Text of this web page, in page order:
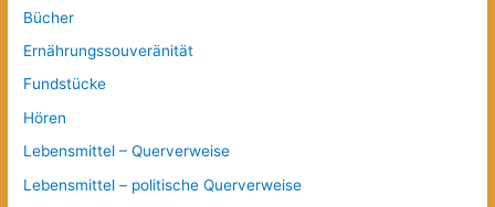
Bücher
Ernährungssouveränität
Fundstücke
Hören
Lebensmittel – Querverweise
Lebensmittel – politische Querverweise